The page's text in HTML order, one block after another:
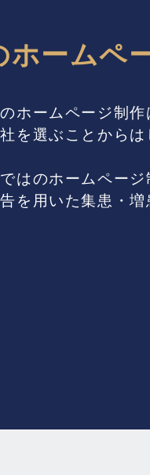
ームペ
ホームページ制作
を選ぶことからは
はのホームページ
を用いた集患・増